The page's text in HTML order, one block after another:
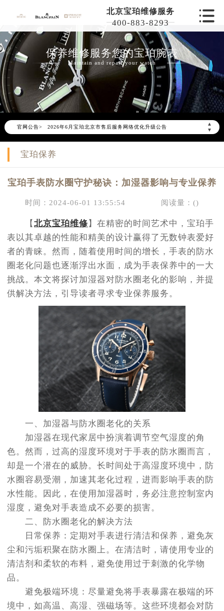
北京宝珀维修服务
400-883-8293
保养维修服务您的宝珀腕表
Maintain and repair your watch
官网公告>
▲
▼
2026年6月宝珀北京市售后服务网络优化升级公告
2026年6月北京市宝珀官方售后客户服务热线：400-801-5523
2026年6月宝珀售后服务中心最新网点地址：
北京市朝阳区建国门外大街甲6号华熙国际中心写字楼D座11层1102室（需提前预约）
节假日正常营业！
宝珀保养
宝珀手表防水圈守护秘诀：加湿器影响与专业保养
时间：2024-06-01 13:55:54 阅读量：()
【 北京宝珀维修 】在精密的时间艺术中，宝珀手
表以其卓越的性能和精美的设计赢得了无数钟表爱好
者的青睐。然而，随着使用时间的增长，手表的防水
圈老化问题也逐渐浮出水面，成为手表保养中的一大
挑战。本文将探讨加湿器对防水圈老化的影响，并提
供解决方法，引导读者寻求专业保养服务。
一、加湿器与防水圈老化的关系
加湿器在现代家居中扮演着调节空气湿度的角
色。然而，过高的湿度环境对于手表的防水圈而言，
却是一个潜在的威胁。长时间处于高湿度环境中，防
水圈容易受潮，加速其老化过程，进而影响手表的防
水性能。因此，在使用加湿器时，务必注意控制室内
湿度，避免对手表造成不必要的损害。
二、防水圈老化的解决方法
日常保养：定期对手表进行清洁和保养，避免灰
尘和污垢积聚在防水圈上。在清洁时，请使用专业的
清洁剂和柔软的布料，避免使用过于刺激的化学物
品。
避免极端环境：尽量避免将手表暴露在极端的环
境中，如高温、高湿、强磁场等。这些环境都会对防